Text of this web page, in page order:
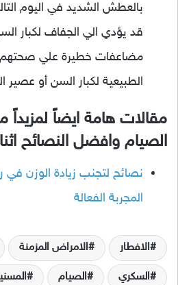
بالعطش الشديد في اليوم
قد يؤدي الي الجفاف لكبار
مضاعفات خطيرة علي صحتهم
الطبيعية لكبار السن أو عصير
مقالات هامة ايضاً
الصيام وافضل النصائح
نصائح لتجنب زيادة الوزن
المجربة الفعالة
الافطار الامراض المزمنة
السكري الصيام